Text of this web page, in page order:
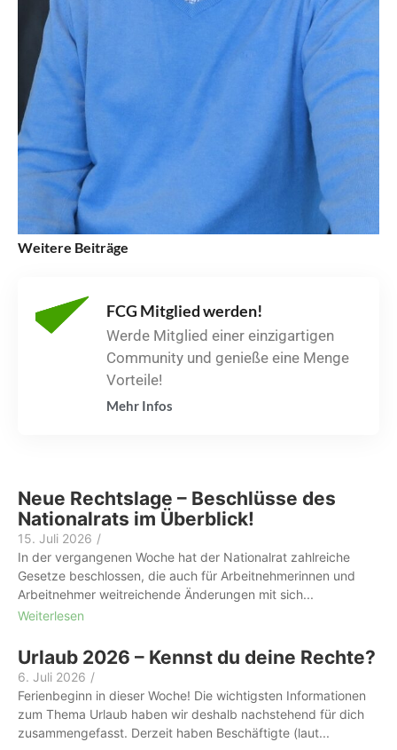
Weitere Beiträge
FCG Mitglied werden!
Werde Mitglied einer einzigartigen
Community und genieße eine Menge
Vorteile!
Mehr Infos
Neue Rechtslage – Beschlüsse des
Nationalrats im Überblick!
15. Juli 2026 /
In der vergangenen Woche hat der Nationalrat zahlreiche
Gesetze beschlossen, die auch für Arbeitnehmerinnen und
Arbeitnehmer weitreichende Änderungen mit sich...
Weiterlesen
Urlaub 2026 – Kennst du deine Rechte?
6. Juli 2026 /
Ferienbeginn in dieser Woche! Die wichtigsten Informationen
zum Thema Urlaub haben wir deshalb nachstehend für dich
zusammengefasst. Derzeit haben Beschäftigte (laut...